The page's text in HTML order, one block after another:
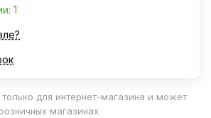
1
для интернет-магазина и может
магазинах